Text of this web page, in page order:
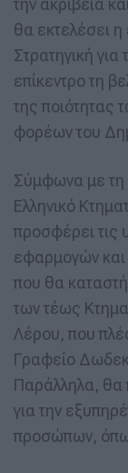
θα εκτελέσει η
Στρατηγική
επίκεντρο τη
της ποιότητας
φορέων του
Σύμφωνα με τη
Ελληνικό
προσφέρει τις
εφαρμογών και
που θα
των τέως
Λέρου, που
Γραφείο
Παράλληλα, θα
για την
προσώπων,